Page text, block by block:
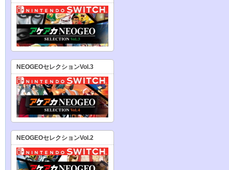
NEOGEOセレクションVol.3
NEOGEOセレクションVol.2